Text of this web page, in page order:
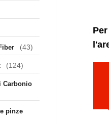
(43)
(124)
Carbonio
pinze